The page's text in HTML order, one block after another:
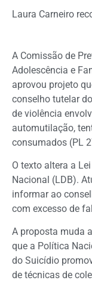
Laura Carneiro
A Comissão de
Adolescência e
aprovou projeto
conselho tutelar
de violência
automutilação,
consumados (PL
O texto altera a
Nacional (LDB).
informar ao
com excesso de
A proposta muda
que a Política
do Suicídio
de técnicas de